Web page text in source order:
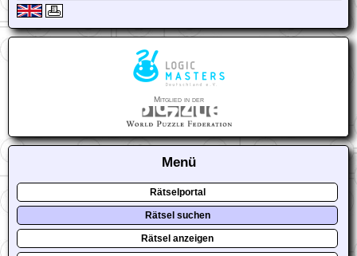
Mitglied in der
Menü
Rätselportal
Rätsel suchen
Rätsel anzeigen